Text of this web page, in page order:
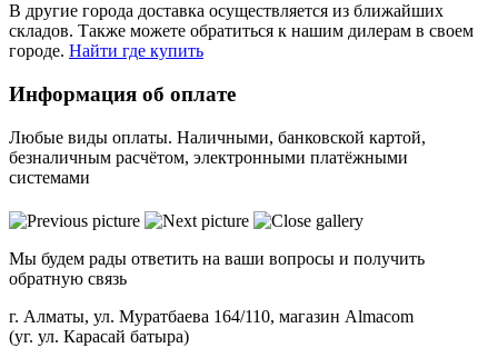
В другие города доставка осуществляется из ближайших
складов. Также можете обратиться к нашим дилерам в своем
городе. Найти где купить
Информация об оплате
Любые виды оплаты. Наличными, банковской картой,
безналичным расчётом, электронными платёжными
системами
Мы будем рады ответить на ваши вопросы и получить
обратную связь
г. Алматы, ул. Муратбаева 164/110, магазин Almacom
(уг. ул. Карасай батыра)